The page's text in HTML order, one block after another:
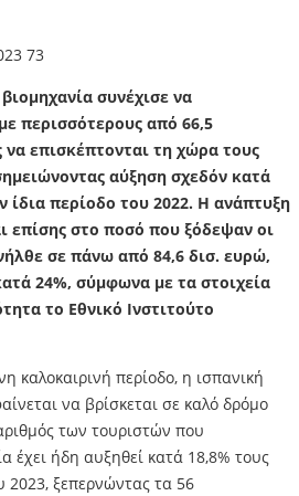
73
συνέχισε να
περισσότερους από 66,5
να επισκέπτονται τη χώρα τους
αύξηση σχεδόν κατά
ίδια περίοδο του 2022. Η ανάπτυξη
επίσης στο ποσό που ξόδεψαν οι
σε πάνω από 84,6 δισ. ευρώ,
24%, σύμφωνα με τα στοιχεία
το Εθνικό Ινστιτούτο
καλοκαιρινή περίοδο, η ισπανική
να βρίσκεται σε καλό δρόμο
των τουριστών που
έχει ήδη αυξηθεί κατά 18,8% τους
2023, ξεπερνώντας τα 56